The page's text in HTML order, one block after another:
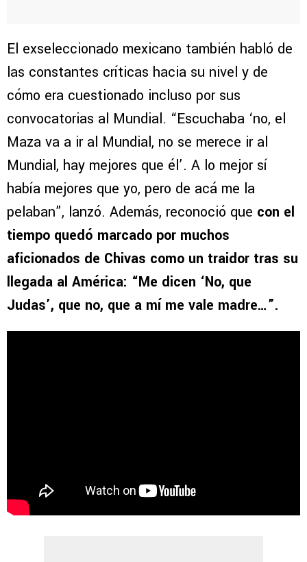
El exseleccionado mexicano también habló de
las constantes críticas hacia su nivel y de
cómo era cuestionado incluso por sus
convocatorias al Mundial. “Escuchaba ‘no, el
Maza va a ir al Mundial, no se merece ir al
Mundial, hay mejores que él’. A lo mejor sí
había mejores que yo, pero de acá me la
pelaban”, lanzó. Además, reconoció que con el
tiempo quedó marcado por muchos
aficionados de Chivas como un traidor tras su
llegada al América: “Me dicen ‘No, que
Judas’, que no, que a mí me vale madre…”.